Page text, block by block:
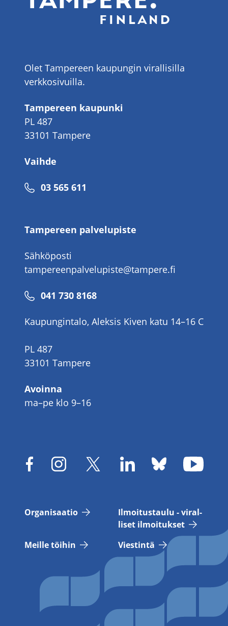
Olet Tampereen kaupungin virallisilla
verkkosivuilla.
Tampereen kaupunki
PL 487
33101 Tampere
Vaihde
Puhelinnumero
03 565 611
Tampereen palvelupiste
Sähköposti
tampereenpalvelupiste@tampere.fi
Puhelinnumero
041 730 8168
Kaupungintalo, Aleksis Kiven katu 14–16 C
PL 487
33101 Tampere
Avoinna
ma–pe klo 9–16
Or­ga­ni­saa­tio
Il­moi­tus­tau­lu - vi­ral­
li­set il­moi­tuk­set
Meil­le töi­hin
Vies­tin­tä